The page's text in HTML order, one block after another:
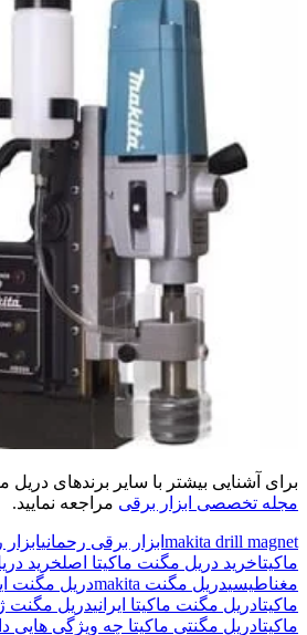
برای آشنایی بیشتر با سایر برندهای دریل
مجله تخصصی ابزار برقی مراجعه نمایید.
makita drill magnet ابزار برقی رحمانیابزار
ماکیتاخرید دریل مگنت ماکیتا اصلخرید
مغناطیسیدریل مگنت makita دریل مگنت
ماکیتادریل مگنت ماکیتا ایرانیدریل مگنت
ماکیتادریل مگنتی ماکیتا چه ویژگی هایی